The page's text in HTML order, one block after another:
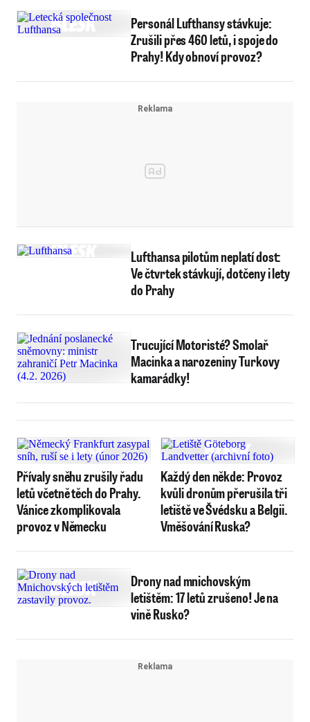
Personál Lufthansy stávkuje:
Zrušili přes 460 letů, i spoje do
Prahy! Kdy obnoví provoz?
Lufthansa pilotům neplatí dost:
Ve čtvrtek stávkují, dotčeny i lety
do Prahy
Trucující Motoristé? Smolař
Macinka a narozeniny Turkovy
kamarádky!
Přívaly sněhu zrušily řadu
letů včetně těch do Prahy.
Vánice zkomplikovala
provoz v Německu
Každý den někde: Provoz
kvůli dronům přerušila tři
letiště ve Švédsku a Belgii.
Vměšování Ruska?
Drony nad mnichovským
letištěm: 17 letů zrušeno! Je na
vině Rusko?